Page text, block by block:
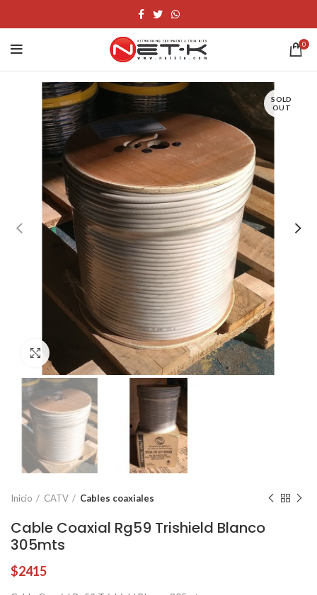
0
SOLD
OUT
Click to enlarge
Inicio CATV Cables coaxiales
Cable Coaxial Rg59 Trishield Blanco
305mts
$2415